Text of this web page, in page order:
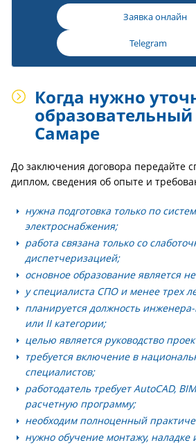
Заявка онлайн
Telegram
Когда нужно
Самаре
До заключения договора передайте
диплом, сведения об опыте и
нужна подготовка только по
электроснабжения;
работа связана только со
диспетчеризацией;
основное образование является
у специалиста СПО и менее трех
планируется должность
или II категории;
целью является руководство
требуется включение в
специалистов;
работодатель требует AutoCAD,
расчетную программу;
необходим полноценный
нужно обучение монтажу, наладке